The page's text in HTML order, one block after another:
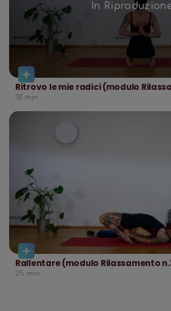
In
Ritrovo le mie radici (modulo
30 min
Rallentare (modulo Rilassamento
25 min